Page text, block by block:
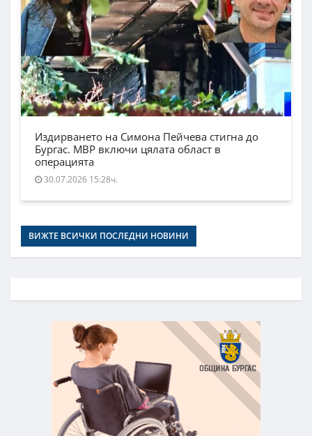
Издирването на Симона Пейчева стигна до
Бургас. МВР включи цялата област в
операцията
30.07.2026 15:28ч.
ВИЖТЕ ВСИЧКИ ПОСЛЕДНИ НОВИНИ